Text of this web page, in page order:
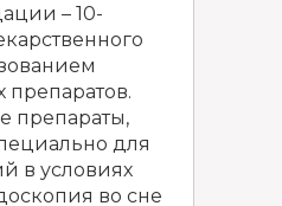
– 10-
препараты,
для
в условиях
во сне